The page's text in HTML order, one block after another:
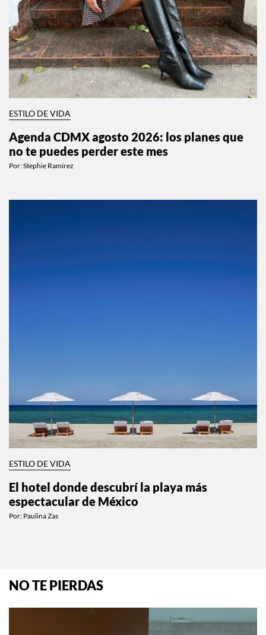
ESTILO DE VIDA
Agenda CDMX agosto 2026: los planes que
no te puedes perder este mes
Por:Stephie Ramírez
ESTILO DE VIDA
El hotel donde descubrí la playa más
espectacular de México
Por: Paulina Zas
NO TE PIERDAS